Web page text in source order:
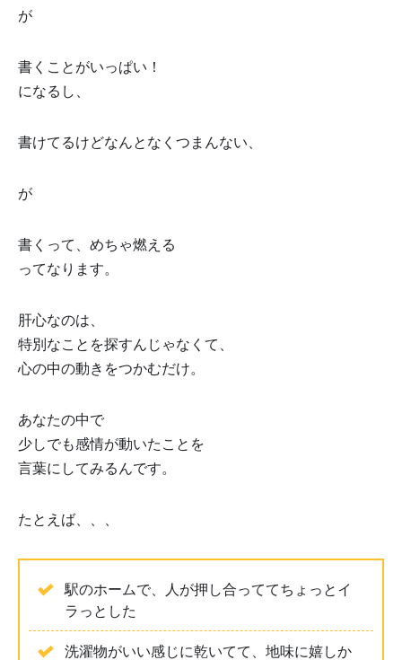
が
書くことがいっぱい！
になるし、
書けてるけどなんとなくつまんない、
が
書くって、めちゃ燃える🔥
ってなります。
肝心なのは、
特別なことを探すんじゃなくて、
心の中の動きをつかむだけ。
あなたの中で
少しでも感情が動いたことを
言葉にしてみるんです。
たとえば、、、
駅のホームで、人が押し合っててちょっとイ
ラっとした
洗濯物がいい感じに乾いてて、地味に嬉しか